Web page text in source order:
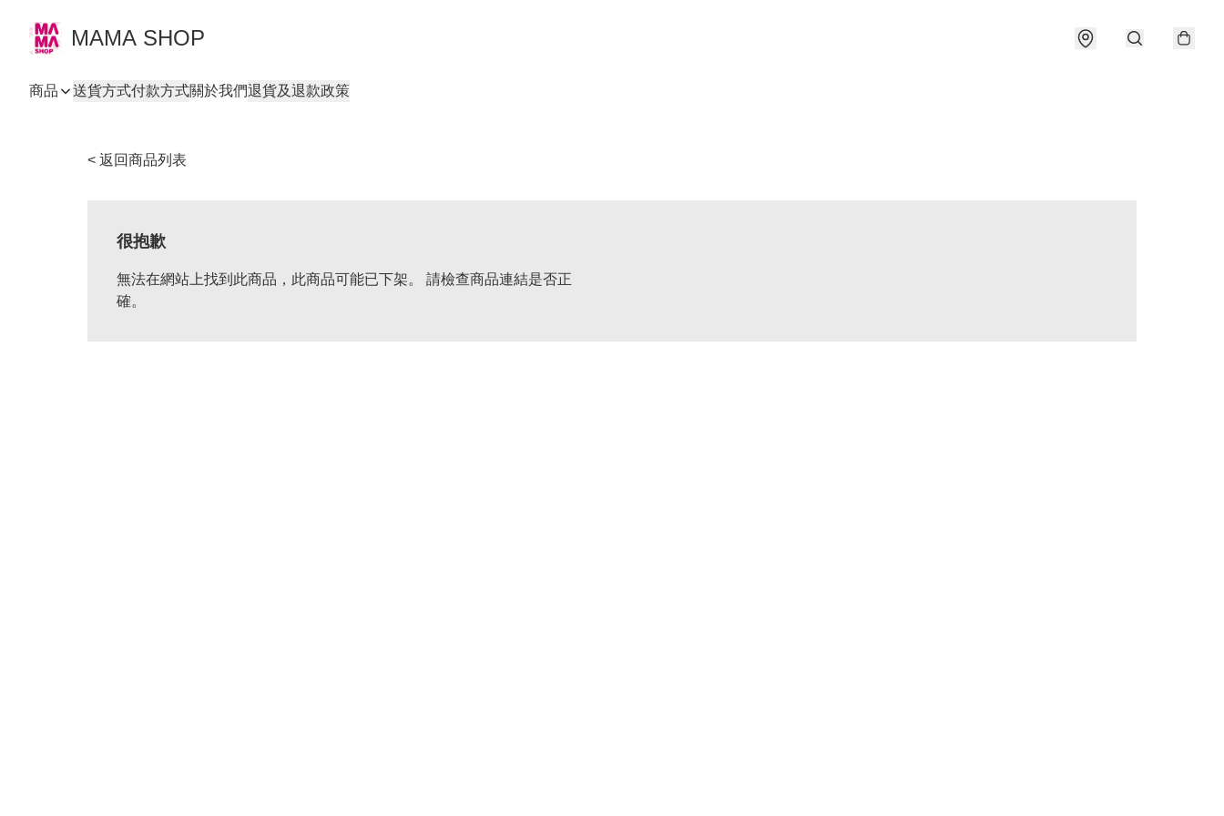
MAMA SHOP
商品 送貨方式付款方式關於我們退貨及退款政策
< 返回商品列表
很抱歉
無法在網站上找到此商品，此商品可能已下架。 請檢查商品連結是否正
確。